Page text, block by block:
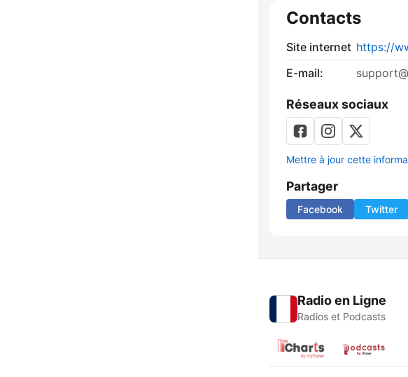
Contacts
Site internet https://
E-mail:
Réseaux sociaux
Mettre à jour cette
Partager
Facebook Twitter
Radio en Ligne
Radios et Podcasts